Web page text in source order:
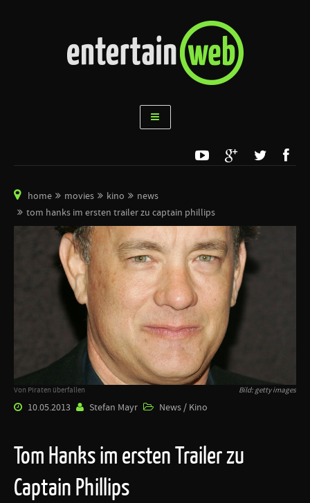
home movies kino
news
tom hanks im ersten trailer zu captain phillips
Von Piraten überfallen Bild: getty images
10.05.2013 Stefan Mayr News / Kino
Tom Hanks im ersten Trailer zu
Captain Phillips